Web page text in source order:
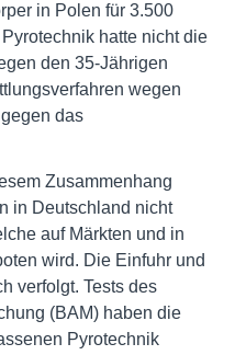
in Polen für 3.500
hatte nicht die
den 35-Jährigen
wegen
das
Zusammenhang
in Deutschland nicht
auf Märkten und in
wird. Die Einfuhr und
verfolgt. Tests des
(BAM) haben die
Pyrotechnik